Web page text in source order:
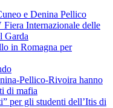
e Denina Pellico
Internazionale delle
Garda
in Romagna per
Pellico-Rivoira hanno
di mafia
per gli studenti dell’Itis di